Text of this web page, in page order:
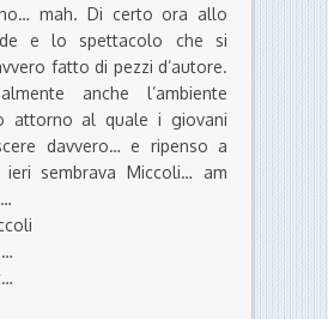
mah. Di certo ora allo
e lo spettacolo che si
fatto di pezzi d’autore.
anche l’ambiente
attorno al quale i giovani
davvero… e ripenso a
ieri sembrava Miccoli… am